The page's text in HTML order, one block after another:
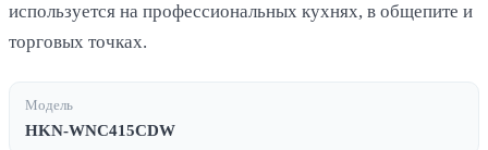
используется на профессиональных кухнях, в общепите и
торговых точках.
Модель
HKN-WNC415CDW